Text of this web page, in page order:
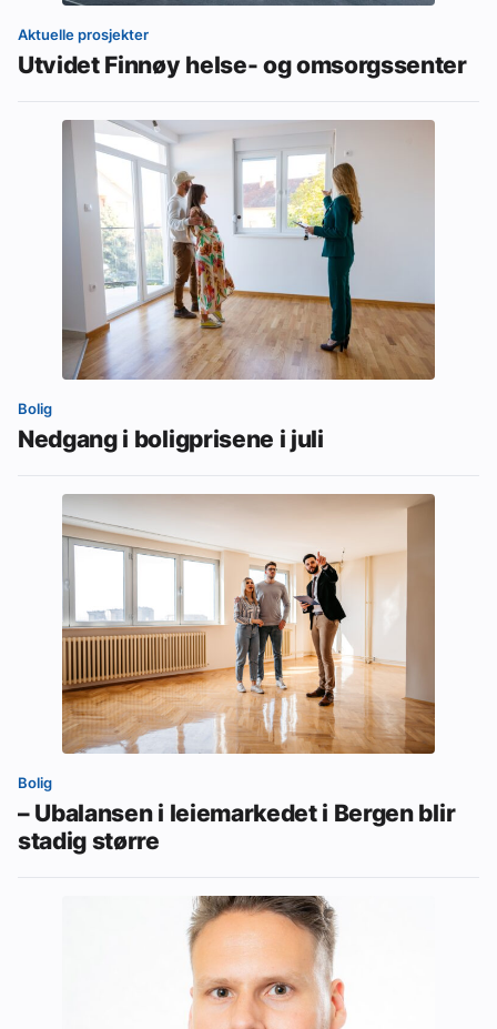
Aktuelle prosjekter
Utvidet Finnøy helse- og omsorgssenter
Bolig
Nedgang i boligprisene i juli
Bolig
– Ubalansen i leiemarkedet i Bergen blir
stadig større